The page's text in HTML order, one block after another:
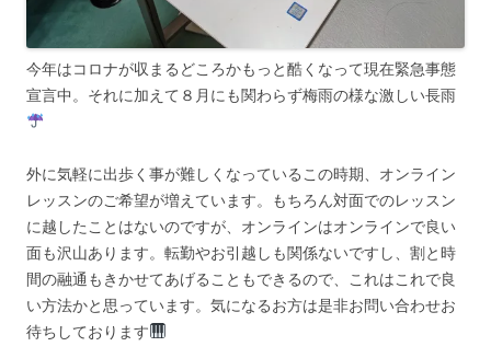
今年はコロナが収まるどころかもっと酷くなって現在緊急事態
宣言中。それに加えて８月にも関わらず梅雨の様な激しい長雨
外に気軽に出歩く事が難しくなっているこの時期、オンライン
レッスンのご希望が増えています。もちろん対面でのレッスン
に越したことはないのですが、オンラインはオンラインで良い
面も沢山あります。転勤やお引越しも関係ないですし、割と時
間の融通もきかせてあげることもできるので、これはこれで良
い方法かと思っています。気になるお方は是非お問い合わせお
待ちしております